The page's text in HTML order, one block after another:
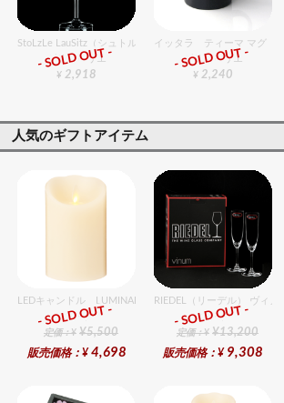
ングラス （白） ペア
StoLzLe LauSitz（シュトルツル ラウンジッツ） スペシャ
グラスバリエ
¥ 2,918
- SOLD OUT -
イッタラ ティーマ マグ
グラスバリエ
¥ 2,240
- SOLD OUT -
人気のギフトアイテム
割れないメラミン食器セット セット販売商品です。
LEDキャンドル LUMINARA（ルミナラ） アイボリー
ギフト
定価：¥ ¥5,500
販売価格：¥ 4,698
- SOLD OUT -
RIEDEL（リーデル） ヴィ
ギフト
定価：¥ ¥13,200
販売価格：¥ 9,308
- SOLD OUT -